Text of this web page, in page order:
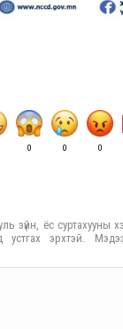
0 0 0
зүйн, ёс суртахууны
устгах эрхтэй.